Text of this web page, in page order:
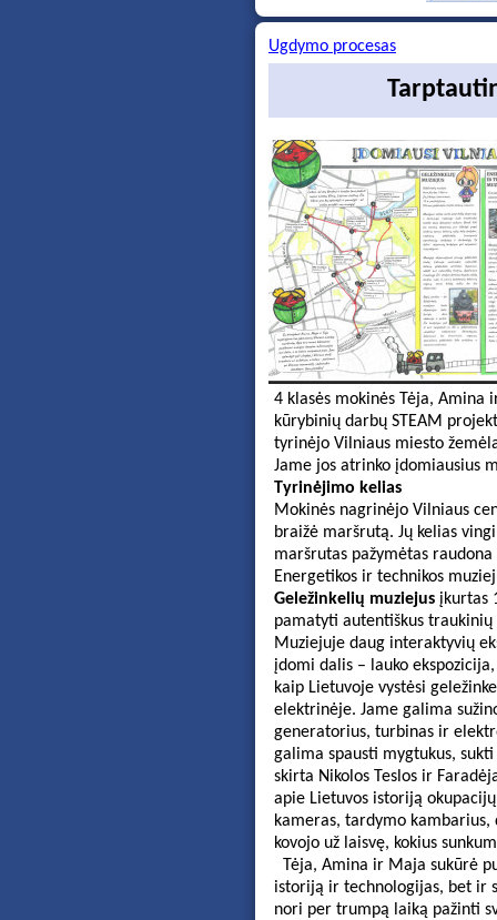
Ugdymo procesas
4 klasės mokinės Tėja,
kūrybinių darbų STEAM
tyrinėjo Vilniaus miesto
Jame jos atrinko įdomiausius
Tyrinėjimo kelias
Mokinės nagrinėjo Vilniaus
braižė maršrutą. Jų kelias
maršrutas pažymėtas
Energetikos ir technikos
Geležinkelių muziejus įkurtas
pamatyti autentiškus traukinių
Muziejuje daug interaktyvių
įdomi dalis – lauko
kaip Lietuvoje vystėsi
elektrinėje. Jame galima
generatorius, turbinas ir
galima spausti mygtukus,
skirta Nikolos Teslos ir
apie Lietuvos istoriją
kameras, tardymo kambarius,
kovojo už laisvę, kokius
Tėja, Amina ir Maja sukūrė
istoriją ir technologijas, bet ir
nori per trumpą laiką pažinti